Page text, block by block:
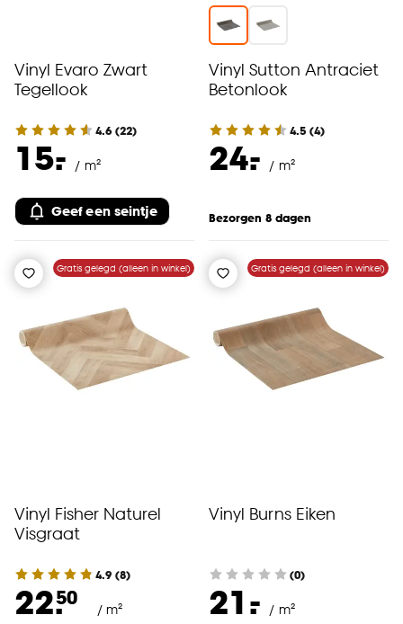
Vinyl Evaro Zwart
Tegellook
4.6 (22)
15.
- / m²
Geef een seintje
Vinyl Sutton Antraciet
Betonlook
4.5 (4)
24.
- / m²
Bezorgen 8 dagen
Gratis gelegd (alleen in winkel)
Vinyl Fisher Naturel
Visgraat
4.9 (8)
22.50
/ m²
Gratis gelegd (alleen in winkel)
Vinyl Burns Eiken
(0)
21.
- / m²